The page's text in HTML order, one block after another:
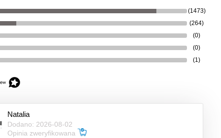
(1473)
(264)
(0)
(0)
(1)
Natalia
Dodano: 2026-08-02
Opinia zweryfikowana